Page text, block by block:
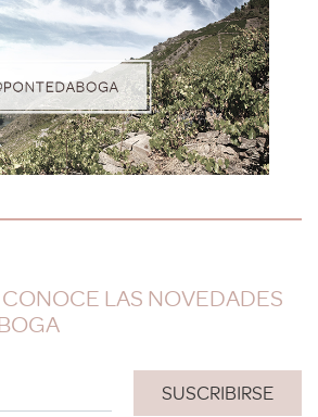
LAS NOVEDADES